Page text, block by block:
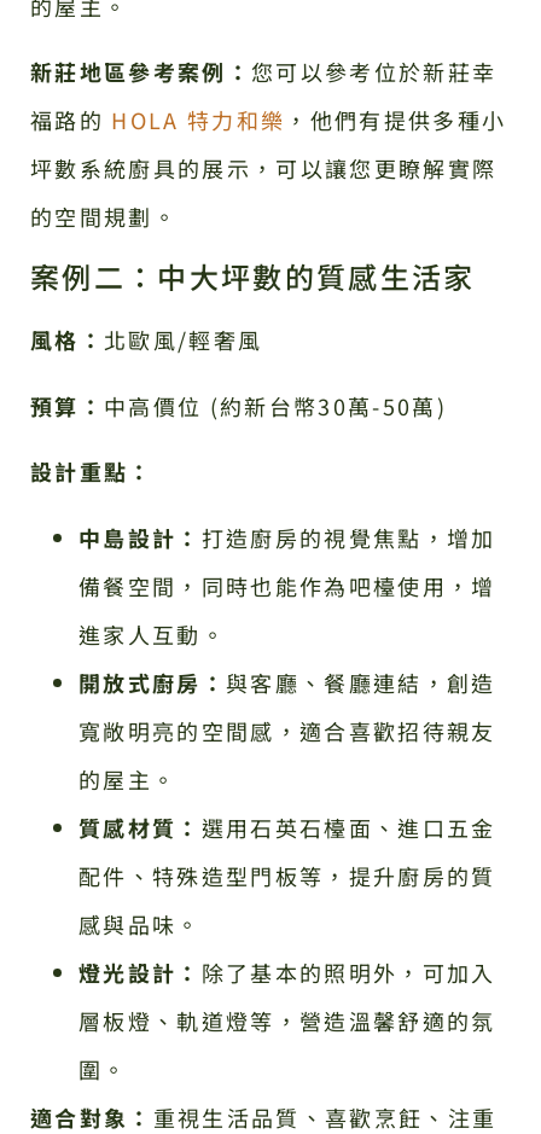
新莊地區參考案例：您可以參考位於新莊幸
福路的 HOLA 特力和樂 ，他們有提供多種小
坪數系統廚具的展示，可以讓您更瞭解實際
的空間規劃。
案例二：中大坪數的質感生活家
風格： 北歐風/輕奢風
預算： 中高價位 (約新台幣30萬-50萬)
設計重點：
中島設計： 打造廚房的視覺焦點，增加
備餐空間，同時也能作為吧檯使用，增
進家人互動。
開放式廚房：與客廳、餐廳連結，創造
寬敞明亮的空間感，適合喜歡招待親友
的屋主。
質感材質： 選用石英石檯面、進口五金
配件、特殊造型門板等，提升廚房的質
感與品味。
燈光設計： 除了基本的照明外，可加入
層板燈、軌道燈等，營造溫馨舒適的氛
圍。
適合對象： 重視生活品質、喜歡烹飪、注重